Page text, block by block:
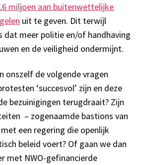
miljoen aan buitenwettelijke
uit te geven. Dit terwijl
dat meer politie en/of handhaving
en de veiligheid ondermijnt.
onszelf de volgende vragen
‘succesvol’ zijn en deze
bezuinigingen terugdraait? Zijn
– zogenaamde bastions van
een regering die openlijk
beleid voert? Of gaan we dan
met NWO-gefinancierde